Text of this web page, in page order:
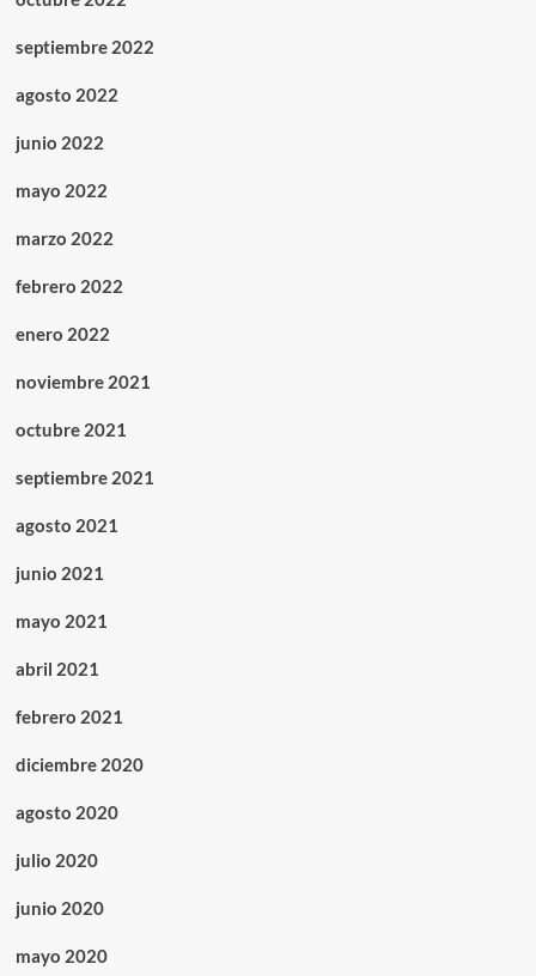
septiembre 2022
agosto 2022
junio 2022
mayo 2022
marzo 2022
febrero 2022
enero 2022
noviembre 2021
octubre 2021
septiembre 2021
agosto 2021
junio 2021
mayo 2021
abril 2021
febrero 2021
diciembre 2020
agosto 2020
julio 2020
junio 2020
mayo 2020